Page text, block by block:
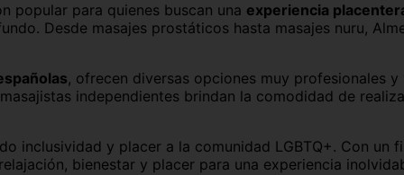
Palma de Mallorca Pamplona
San Sebastián Santa Cruz de Tenerife
Toledo capital Valencia capital
popular para quienes buscan una experiencia
Desde masajes prostáticos hasta masajes nuru,
, ofrecen diversas opciones muy profesionales
independientes brindan la comodidad de
inclusividad y placer a la comunidad LGBTQ+. Con
bienestar y placer para una experiencia